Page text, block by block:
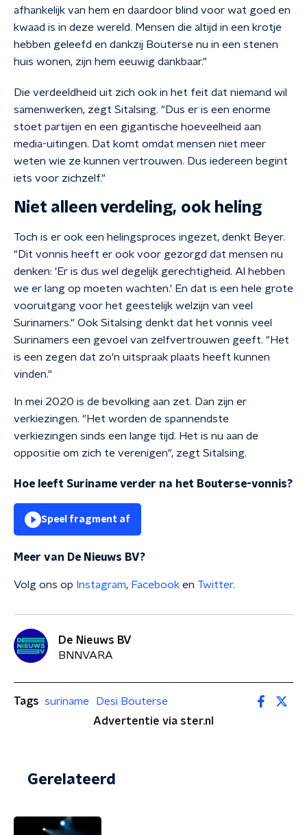
afhankelijk van hem en daardoor blind voor wat goed en
kwaad is in deze wereld. Mensen die altijd in een krotje
hebben geleefd en dankzij Bouterse nu in een stenen
huis wonen, zijn hem eeuwig dankbaar."
Die verdeeldheid uit zich ook in het feit dat niemand wil
samenwerken, zegt Sitalsing. "Dus er is een enorme
stoet partijen en een gigantische hoeveelheid aan
media-uitingen. Dat komt omdat mensen niet meer
weten wie ze kunnen vertrouwen. Dus iedereen begint
iets voor zichzelf."
Niet alleen verdeling, ook heling
Toch is er ook een helingsproces ingezet, denkt Beyer.
"Dit vonnis heeft er ook voor gezorgd dat mensen nu
denken: 'Er is dus wel degelijk gerechtigheid. Al hebben
we er lang op moeten wachten.' En dat is een hele grote
vooruitgang voor het geestelijk welzijn van veel
Surinamers." Ook Sitalsing denkt dat het vonnis veel
Surinamers een gevoel van zelfvertrouwen geeft. "Het
is een zegen dat zo'n uitspraak plaats heeft kunnen
vinden."
In mei 2020 is de bevolking aan zet. Dan zijn er
verkiezingen. "Het worden de spannendste
verkiezingen sinds een lange tijd. Het is nu aan de
oppositie om zich te verenigen", zegt Sitalsing.
Hoe leeft Suriname verder na het Bouterse-vonnis?
Speel fragment af
Meer van De Nieuws BV?
Volg ons op Instagram, Facebook en Twitter.
De Nieuws BV
BNNVARA
Tags suriname
Desi Bouterse
Advertentie via ster.nl
Gerelateerd